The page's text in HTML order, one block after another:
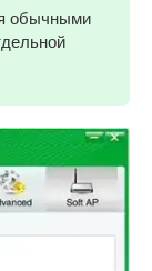
обычными